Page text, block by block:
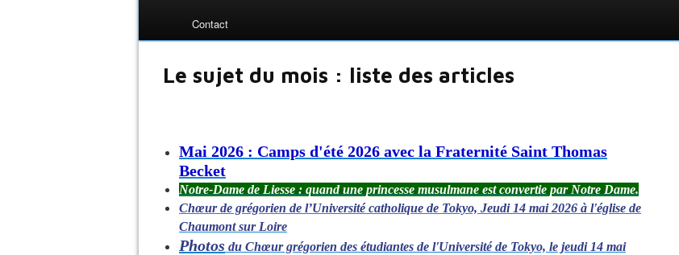
Contact
Le sujet du mois : liste des articles
Mai 2026 : Camps d'été 2026 avec la Fraternité Saint Thomas
Becket
Notre-Dame de Liesse : quand une princesse musulmane est convertie par Notre Dame.
Chœur de grégorien de l’Université catholique de Tokyo, Jeudi 14 mai 2026 à l'église de
Chaumont sur Loire
Photos du Chœur grégorien des étudiantes de l'Université de Tokyo, le jeudi 14 mai